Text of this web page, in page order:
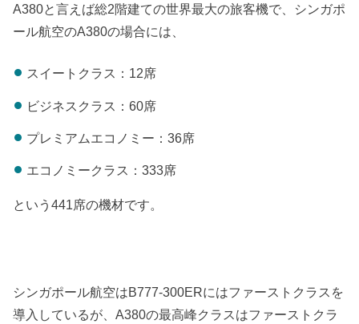
A380と言えば総2階建ての世界最大の旅客機で、シンガポ
ール航空のA380の場合には、
スイートクラス：12席
ビジネスクラス：60席
プレミアムエコノミー：36席
エコノミークラス：333席
という441席の機材です。
シンガポール航空はB777-300ERにはファーストクラスを
導入しているが、A380の最高峰クラスはファーストクラ